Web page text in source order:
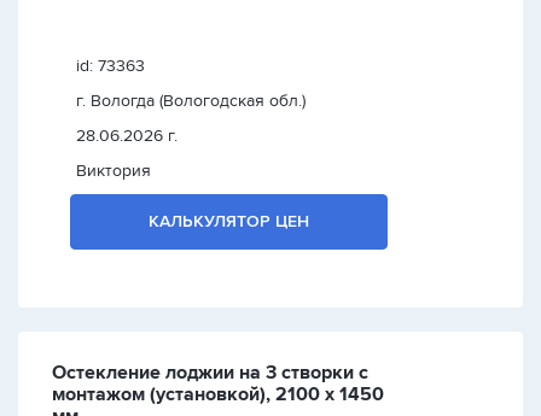
id: 73363
г. Вологда (Вологодская обл.)
28.06.2026 г.
Виктория
КАЛЬКУЛЯТОР ЦЕН
Остекление лоджии на 3 створки с
монтажом (установкой), 2100 х 1450